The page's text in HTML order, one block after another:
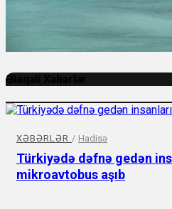
Əlaqəli Xəbərlər
XƏBƏRLƏR / Hadisə
Türkiyədə dəfnə gedən
mikroavtobus aşıb